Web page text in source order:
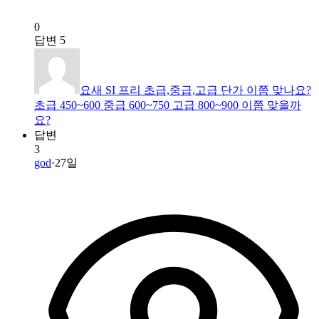
0
답변 5
요새 SI 프리 초급,중급,고급 단가 이쯤 맞나요?
초급 450~600 중급 600~750 고급 800~900 이쯤 맞을까
요?
답변
3
god·27일